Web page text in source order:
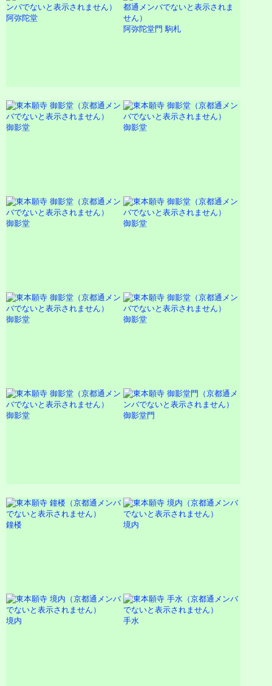
阿弥陀堂
阿弥陀堂門 駒札
御影堂 御影堂
御影堂 御影堂
御影堂 御影堂
御影堂 御影堂門
鐘楼 境内
境内 手水